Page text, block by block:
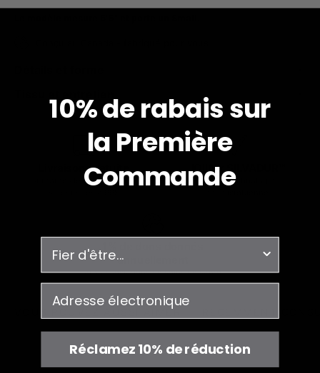
Livraison gratuite
sur toutes les commandes
JOIIA x SILVADUR™
Tissu à technologie
annuellement
aux associations de soins de santé
VOUS POUVEZ AUSSI AIMER
10% de rabais sur
laPremière
Commande
enquête
Réclamez 10% de réduction